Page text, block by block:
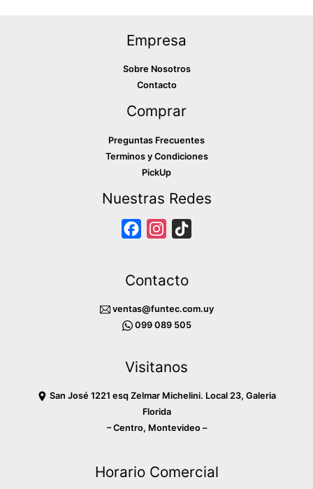
del
producto
Empresa
Sobre Nosotros
Contacto
Comprar
Preguntas Frecuentes
Terminos y Condiciones
PickUp
Nuestras Redes
e
b
o
k
t
a
g
a
o
Contacto
ventas@funtec.com.uy
099 089 505
Visitanos
San José 1221 esq Zelmar Michelini. Local 23, Galeria
Florida
– Centro, Montevideo –
Horario Comercial